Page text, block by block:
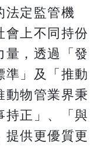
法定監管機
會上不同持份
量，透過「發
準」及「推動
動物管業界秉
持正」、「與
提供更優質更